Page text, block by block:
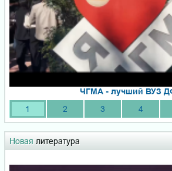
ЧГМА - лучший ВУЗ
1
2 3 4
Новая литература